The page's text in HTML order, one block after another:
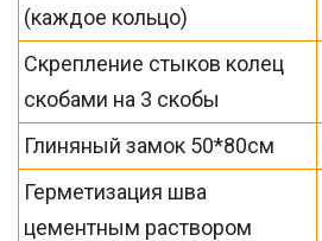
(каждое кольцо)
Скрепление стыков колец
скобами на 3 скобы
Глиняный замок 50*80см
Герметизация шва
цементным раствором